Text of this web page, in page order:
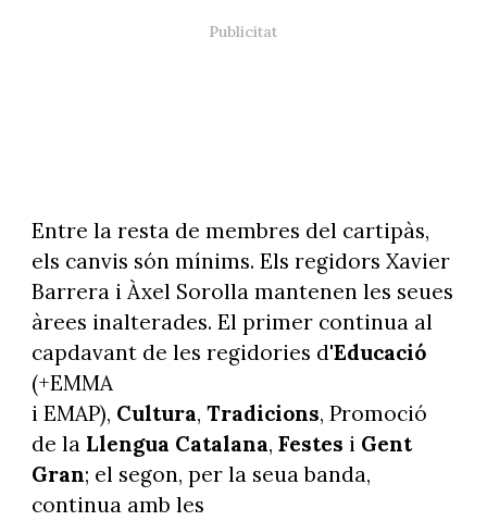
Entre la resta de membres del cartipàs,
els canvis són mínims. Els regidors Xavier
Barrera i Àxel Sorolla mantenen les seues
àrees inalterades. El primer continua al
capdavant de les regidories d'Educació
(+EMMA
i EMAP), Cultura, Tradicions, Promoció
de la Llengua Catalana, Festes i Gent
Gran; el segon, per la seua banda,
continua amb les